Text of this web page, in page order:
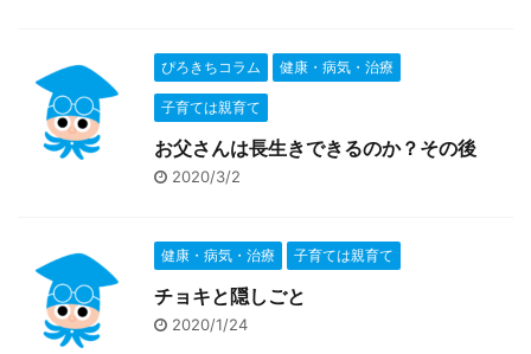
ぴろきちコラム 健康・病気・治療
子育ては親育て
お父さんは長生きできるのか？その後
2020/3/2
健康・病気・治療 子育ては親育て
チョキと隠しごと
2020/1/24